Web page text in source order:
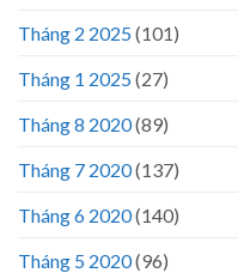
Tháng 2 2025(101)
Tháng 1 2025(27)
Tháng 8 2020(89)
Tháng 7 2020(137)
Tháng 6 2020(140)
Tháng 5 2020(96)